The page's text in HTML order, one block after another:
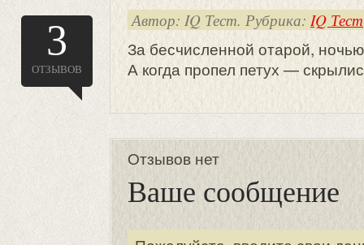
3
ОТЗЫВОВ
Автор: IQ Тест. Рубрика: IQ Тест
За бесчисленной отарой,
А когда пропел петух —
Отзывов нет
Ваше сообщение